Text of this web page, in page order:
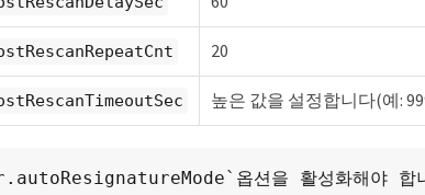
20
높은 값을 설정합니다(예:
옵션을 활성화해야 합